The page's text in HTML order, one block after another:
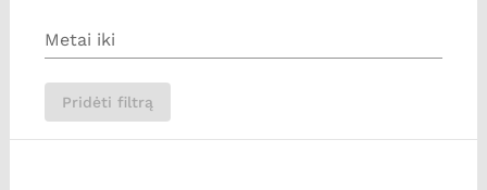
Metai iki
Pridėti filtrą